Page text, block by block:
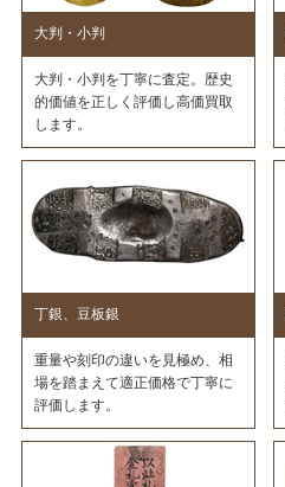
大判・小判
大判・小判を丁寧に査定。歴史
的価値を正しく評価し高価買取
します。
丁銀、豆板銀
重量や刻印の違いを見極め、相
場を踏まえて適正価格で丁寧に
評価します。